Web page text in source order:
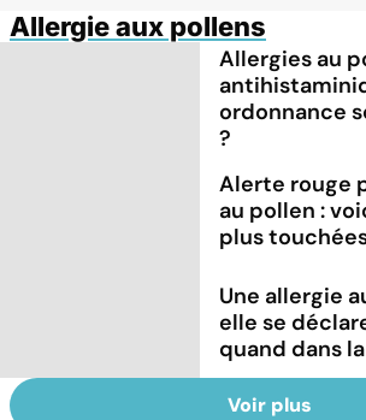
Allergie aux pollens
Allergies au
ordonnance
?
Alerte rouge
au pollen :
plus
Une allergie
elle se
quand dans
Voir plus